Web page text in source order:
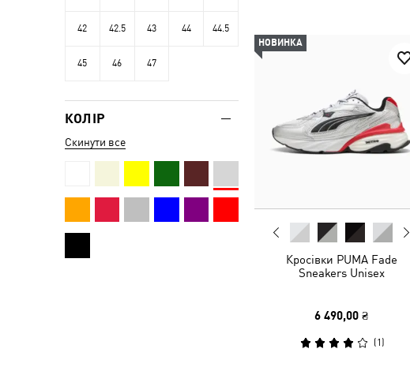
НОВИНКА
Кросівки PUMA Fade
Sneakers Unisex
6 490,00 ₴
(1 )
42 42.5 43 44 44.5
45 46 47
КОЛІР
Скинути все